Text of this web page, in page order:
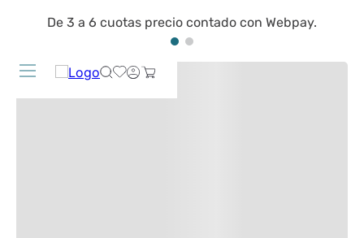
De 3 a 6 cuotas precio contado con Webpay.